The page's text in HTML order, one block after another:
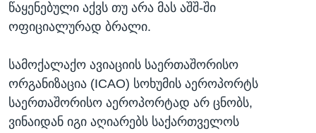
წაყენებული აქვს თუ არა მას აშშ-ში
ოფიციალურად ბრალი.
სამოქალაქო ავიაციის საერთაშორისო
ორგანიზაცია (ICAO) სოხუმის აეროპორტს
საერთაშორისო აეროპორტად არ ცნობს,
ვინაიდან იგი აღიარებს საქართველოს